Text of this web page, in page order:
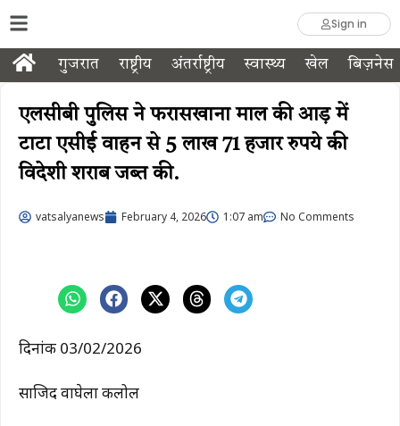
Sign in
गुजरात राष्ट्रीय अंतर्राष्ट्रीय स्वास्थ्य खेल बिज़नेस
एलसीबी पुलिस ने फरासखाना माल की आड़ में
टाटा एसीई वाहन से 5 लाख 71 हजार रुपये की
विदेशी शराब जब्त की.
vatsalyanews February 4, 2026 1:07 am No Comments
दिनांक 03/02/2026
साजिद वाघेला कलोल